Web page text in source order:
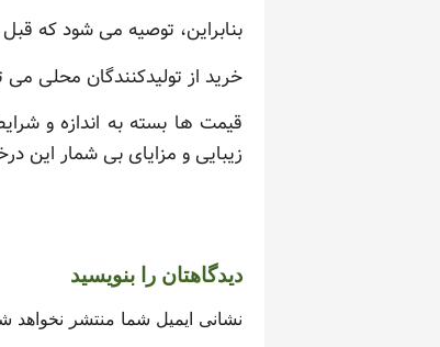
بنابراین، توصیه می شود که
خرید از تولیدکنندگان محلی
قیمت ها بسته به اندازه و
زیبایی و مزایای بی شمار این
دیدگاهتان را بنویسید
نشانی ایمیل شما منتشر نخواهد